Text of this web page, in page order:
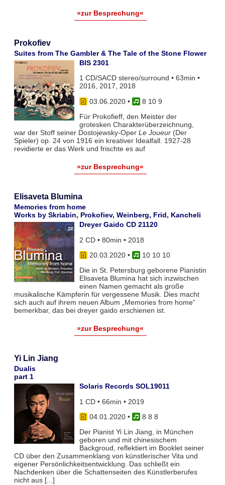
»zur Besprechung«
Prokofiev
Suites from The Gambler & The Tale of the Stone Flower
BIS 2301
1 CD/SACD stereo/surround • 63min •
2016, 2017, 2018
03.06.2020•
8 10 9
Für Prokofieff, den Meister der
grotesken Charakterüberzeichnung,
war der Stoff seiner Dostojewsky-Oper Le Joueur(Der
Spieler) op. 24 von 1916 ein kreativer Idealfall. 1927-28
revidierte er das Werk und frischte es auf
»zur Besprechung«
Elisaveta Blumina
Memories from home
Works by Skriabin, Prokofiev, Weinberg, Frid, Kancheli
Dreyer Gaido CD 21120
2 CD • 80min • 2018
20.03.2020•
10 10 10
Die in St. Petersburg geborene Pianistin
Elisaveta Blumina hat sich inzwischen
einen Namen gemacht als große
musikalische Kämpferin für vergessene Musik. Dies macht
sich auch auf ihrem neuen Album „Memories from home“
bemerkbar, das bei dreyer gaido erschienen ist.
»zur Besprechung«
Yi Lin Jiang
Dualis
part 1
Solaris Records SOL19011
1 CD • 66min • 2019
04.01.2020•
8 8 8
Der Pianist Yi Lin Jiang, in München
geboren und mit chinesischem
Backgroud, reflektiert im Booklet seiner
CD über den Zusammenklang von künstlerischer Vita und
eigener Persönlichkeitsentwicklung. Das schließt ein
Nachdenken über die Schattenseiten des Künstlerberufes
nicht aus [...]